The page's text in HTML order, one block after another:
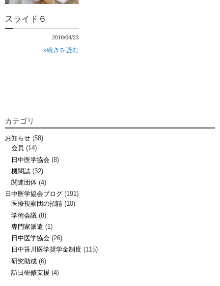
スライド６
2018/04/23
»続きを読む
カテゴリ
お知らせ (58)
会員 (14)
日中医学協会 (8)
機関誌 (32)
関連団体 (4)
日中医学協会ブログ (191)
医療視察団の招請 (10)
学術会議 (8)
専門家派遣 (1)
日中医学協会 (26)
日中笹川医学奨学金制度 (115)
研究助成 (6)
訪日研修支援 (4)